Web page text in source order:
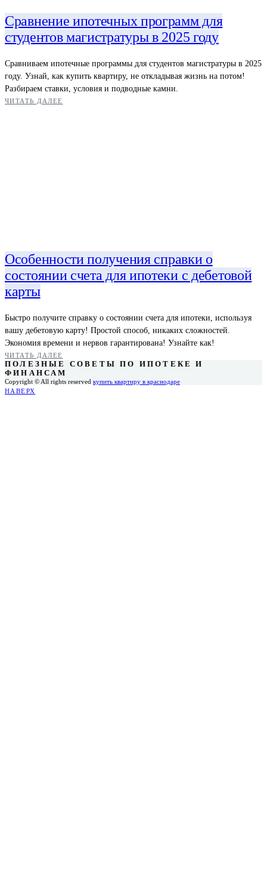
Сравнение ипотечных программ для
студентов магистратуры в 2025 году
Сравниваем ипотечные программы для студентов магистратуры в 2025
году. Узнай, как купить квартиру, не откладывая жизнь на потом!
Разбираем ставки, условия и подводные камни.
ЧИТАТЬ ДАЛЕЕ
Особенности получения справки о
состоянии счета для ипотеки с дебетовой
карты
Быстро получите справку о состоянии счета для ипотеки, используя
вашу дебетовую карту! Простой способ, никаких сложностей.
Экономия времени и нервов гарантирована! Узнайте как!
ЧИТАТЬ ДАЛЕЕ
ПОЛЕЗНЫЕ СОВЕТЫ ПО ИПОТЕКЕ И
ФИНАНСАМ
Copyright © All rights reserved купить квартиру в краснодаре
НАВЕРХ